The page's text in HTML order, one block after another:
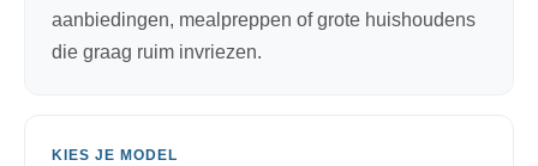
aanbiedingen, mealpreppen of grote huishoudens
die graag ruim invriezen.
KIES JE MODEL